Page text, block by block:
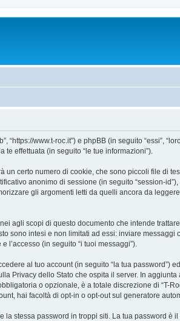
www.t-roc.it”) e phpBB (in seguito “essi”,
te effettuata (in seguito “le tue informazioni”).
un certo numero di cookie, che sono piccoli file di
anonimo di sessione (in seguito “session-
gli argomenti letti da quelli ancora da
agli scopi di questo documento che intende
sono intesi e non limitati ad essi: inviare messaggi
l’accesso (in seguito “i tuoi messaggi”).
al tuo account (in seguito “la tua password”)
Privacy dello Stato che ospita il server. In
o opzionale, è a totale discrezione di “T-
hai facoltà di opt-in o opt-out sul generatore
stessa password in troppi siti. La tua password è